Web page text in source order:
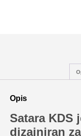
Opis
Satara KDS
dizajniran